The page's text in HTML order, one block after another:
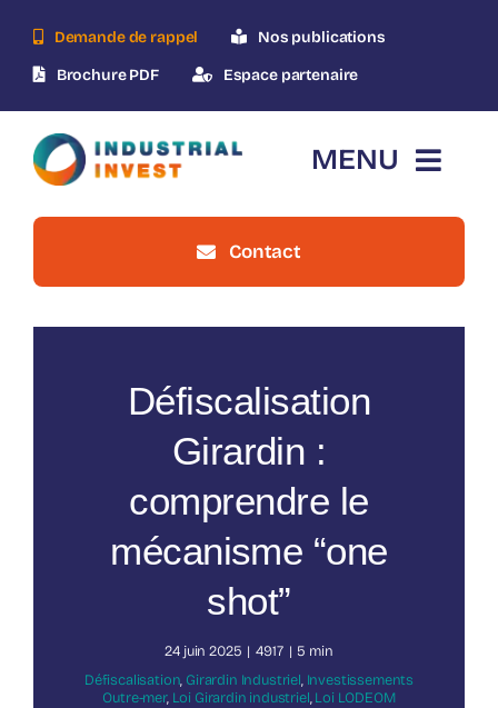
content
Demande de rappel
Nos publications
Brochure PDF
Espace partenaire
MENU
Qui-sommes-nous ?
Nos publications
Contact
Défiscalisation
Girardin :
comprendre le
mécanisme “one
shot”
24 juin 2025 | 4917 | 5 min
Défiscalisation, Girardin Industriel, Investissements
Outre-mer, Loi Girardin industriel,Loi LODEOM